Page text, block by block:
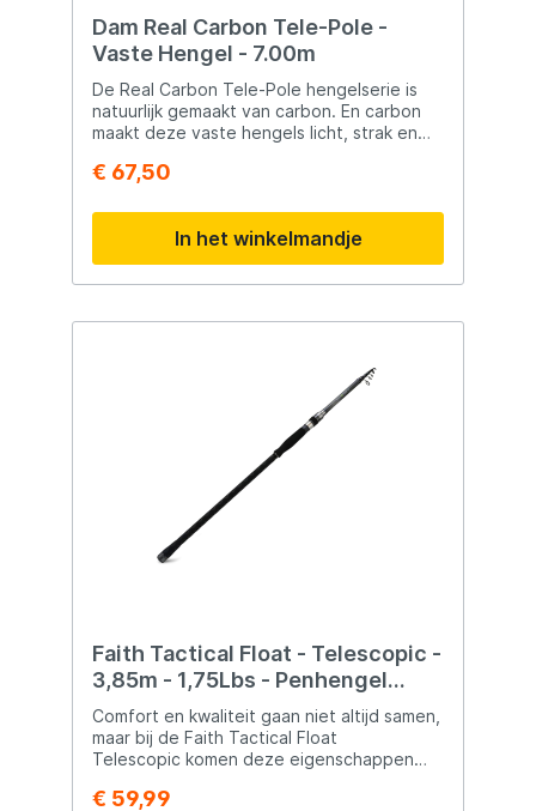
Dam Real Carbon Tele-Pole -
Vaste Hengel - 7.00m
De Real Carbon Tele-Pole hengelserie is
natuurlijk gemaakt van carbon. En carbon
maakt deze vaste hengels licht, strak en
verrassend laag geprijst. Ook recreanten
carbon!
€ 67,50
In het winkelmandje
Faith Tactical Float - Telescopic -
3,85m - 1,75Lbs - Penhengel
Karper
Comfort en kwaliteit gaan niet altijd samen,
maar bij de Faith Tactical Float
Telescopic komen deze eigenschappen
zijn vaak 2- of 3-delig, wat het lastig maakt
€ 59,99